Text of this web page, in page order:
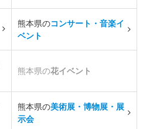
熊本県のコンサート・音楽イ
ベント
熊本県の花イベント
熊本県の美術展・博物展・展
示会